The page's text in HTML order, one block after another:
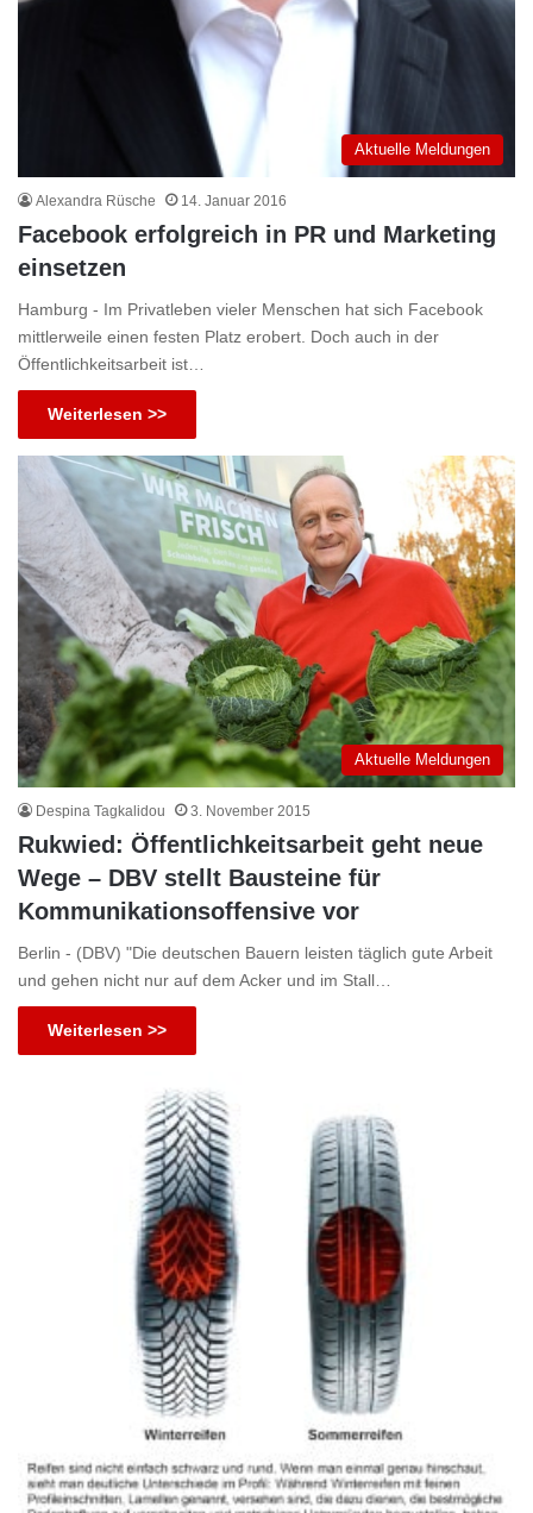
Aktuelle Meldungen
Alexandra Rüsche 14. Januar 2016
Facebook erfolgreich in PR und Marketing
einsetzen
Hamburg - Im Privatleben vieler Menschen hat sich Facebook
mittlerweile einen festen Platz erobert. Doch auch in der
Öffentlichkeitsarbeit ist…
Weiterlesen >>
Aktuelle Meldungen
Despina Tagkalidou 3. November 2015
Rukwied: Öffentlichkeitsarbeit geht neue
Wege – DBV stellt Bausteine für
Kommunikationsoffensive vor
Berlin - (DBV) "Die deutschen Bauern leisten täglich gute Arbeit
und gehen nicht nur auf dem Acker und im Stall…
Weiterlesen >>